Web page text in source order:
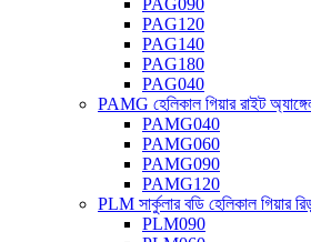
PAG120
PAG140
PAG180
PAG040
PAMG হেলিকাল গিয়ার রাইট
PAMG040
PAMG060
PAMG090
PAMG120
PLM সার্কুলার বডি হেলিকাল গিয়ার
PLM090